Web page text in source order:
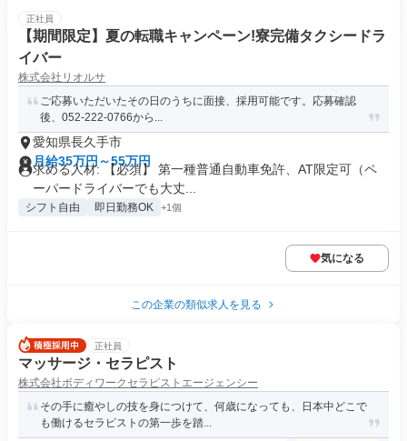
正社員
【期間限定】夏の転職キャンペーン!寮完備タクシードラ
イバー
株式会社リオルサ
ご応募いただいたその日のうちに面接、採用可能です。応募確認
後、052-222-0766から...
愛知県長久手市
月給35万円～55万円
求める人材: 【必須】 第一種普通自動車免許、AT限定可（ペ
ーパードライバーでも大丈...
シフト自由 即日勤務OK +1個
気になる
この企業の類似求人を見る
正社員
マッサージ・セラピスト
株式会社ボディワークセラピストエージェンシー
その手に癒やしの技を身につけて、何歳になっても、日本中どこで
も働けるセラピストの第一歩を踏...